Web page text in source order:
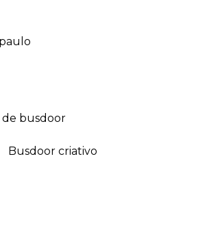
de busdoor
busdoor criativo